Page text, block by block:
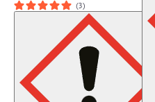
(3)